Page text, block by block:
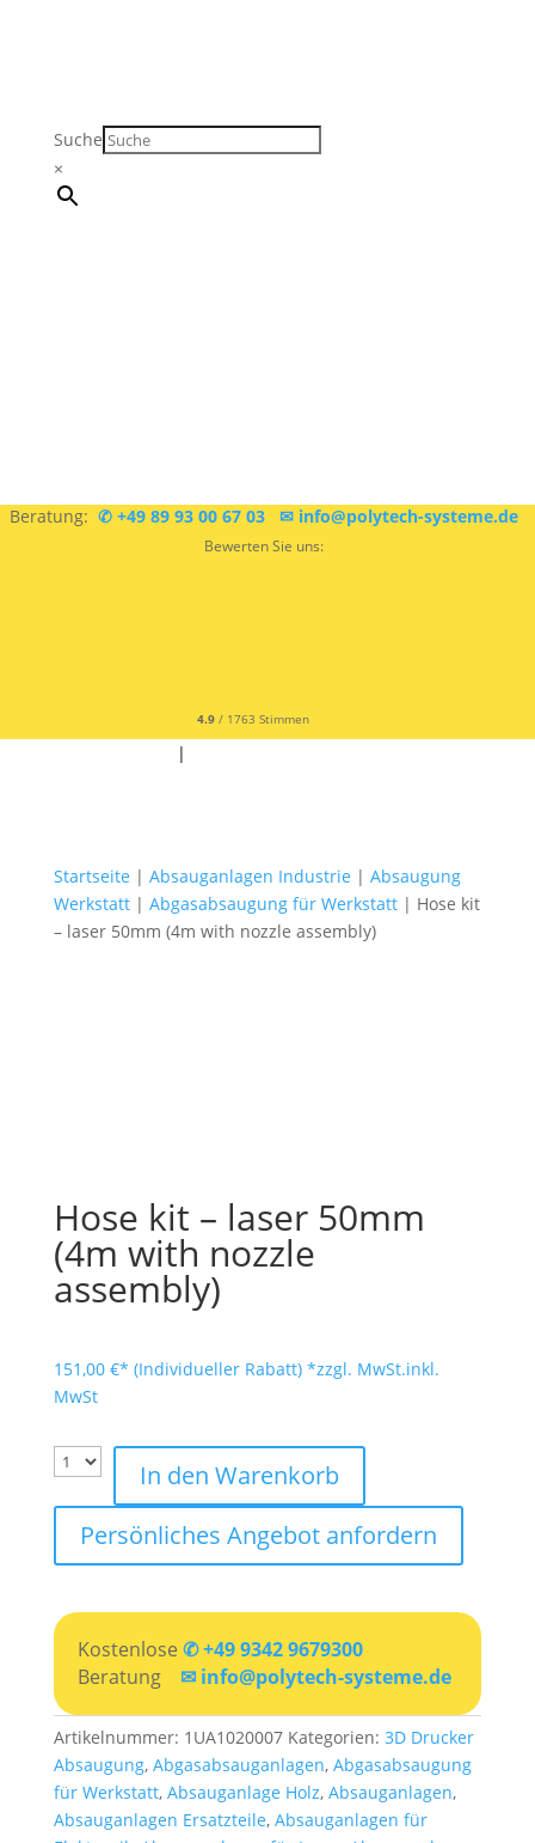
Suche
×
Beratung: ✆ +49 89 93 00 67 03 ✉ info@polytech-systeme.de
Bewerten Sie uns:
4.9/ 1763 Stimmen
|
Startseite | Absauganlagen Industrie | Absaugung
Werkstatt| Abgasabsaugung für Werkstatt| Hose kit
– laser 50mm (4m with nozzle assembly)
Hose kit – laser 50mm
(4m with nozzle
assembly)
151,00 € *zzgl. MwSt.inkl.
MwSt
In den Warenkorb
Persönliches Angebot anfordern
Kostenlose ✆ +49 9342 9679300
Beratung ✉ info@polytech-systeme.de
Artikelnummer: 1UA1020007 Kategorien: 3D Drucker
Absaugung, Abgasabsauganlagen, Abgasabsaugung
für Werkstatt, Absauganlage Holz, Absauganlagen,
Absauganlagen Ersatzteile, Absauganlagen für